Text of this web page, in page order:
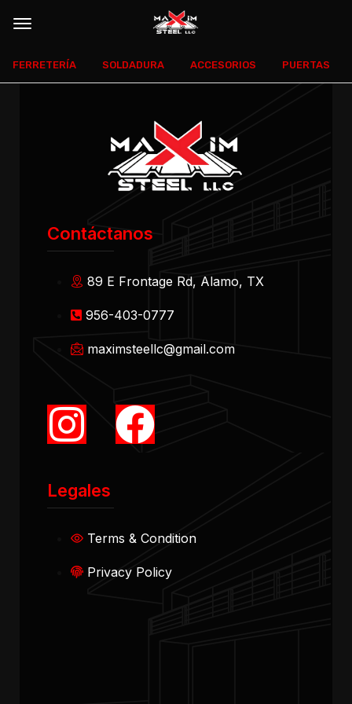
Contáctanos
89 E Frontage Rd, Alamo, TX
956-403-0777
maximsteellc@gmail.com
Legales
Terms & Condition
Privacy Policy
FERRETERÍA SOLDADURA ACCESORIOS PUERTAS